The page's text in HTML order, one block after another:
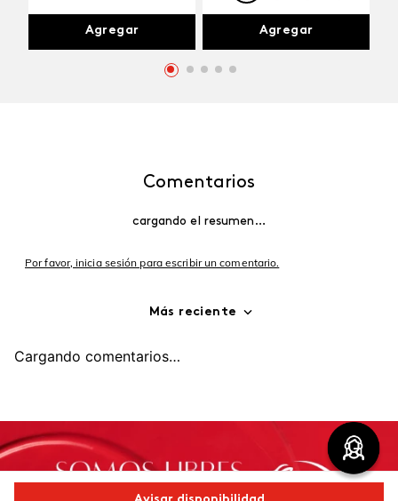
Agregar Agregar
Comentarios
cargando el resumen…
Por favor, inicia sesión para escribir un comentario.
Más reciente
Cargando comentarios…